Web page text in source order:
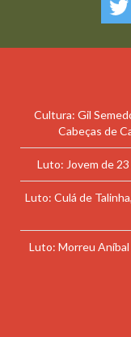
Cultura: Gil
Cabeças de
Luto: Jovem de
Luto: Culá de
Luto: Morreu